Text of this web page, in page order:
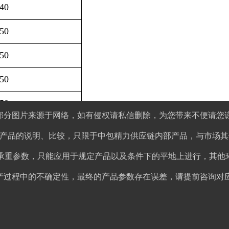
分图片来源于网络，如有侵权请私信删除，为您带来不便请您
品的说明、比较，只限于中包精力供应链内部产品，与市场其
参数，只能应用于规定产品以及条件下的平地上进行，其他
过程中的不确定性，最终的产品参数存在误差，请提前咨询对